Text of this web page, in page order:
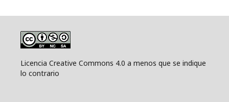
Licencia Creative Commons 4.0 a menos que se indique
lo contrario